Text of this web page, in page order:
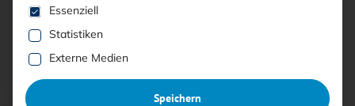
Margner
Es folgt eine Liste der Service-Gruppen, für die eine
Essenziell
Statistiken
Externe Medien
Speichern